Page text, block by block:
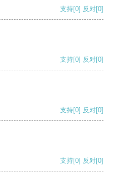
支持[0] 反对[0]
支持[0] 反对[0]
支持[0] 反对[0]
支持[0] 反对[0]